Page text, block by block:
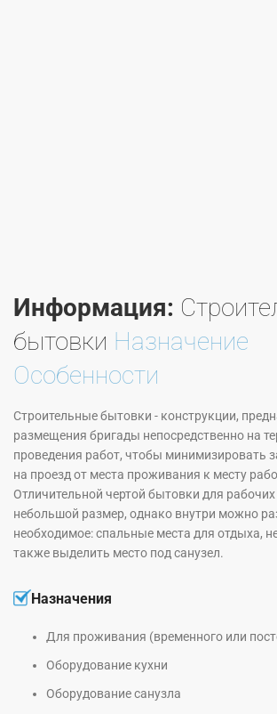
Информация:
бытовки Назначение
Особенности
Строительные бытовки - конструкции,
размещения бригады непосредственно на
проведения работ, чтобы минимизировать
на проезд от места проживания к месту
Отличительной чертой бытовки для рабочих
небольшой размер, однако внутри можно
необходимое: спальные места для отдыха,
также выделить место под санузел.
Назначения
Для проживания (временного или
Оборудование кухни
Оборудование санузла